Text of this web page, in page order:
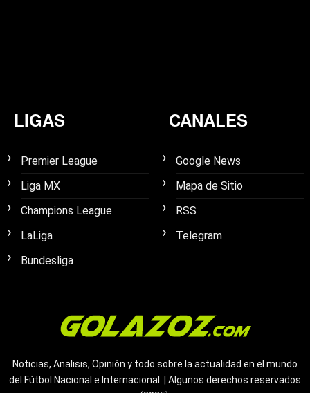
LIGAS
Premier League
Liga MX
Champions League
LaLiga
Bundesliga
CANALES
Google News
Mapa de Sitio
RSS
Telegram
Noticias, Analisis, Opinión y todo sobre la actualidad en el mundo
del Fútbol Nacional e Internacional. | Algunos derechos reservados